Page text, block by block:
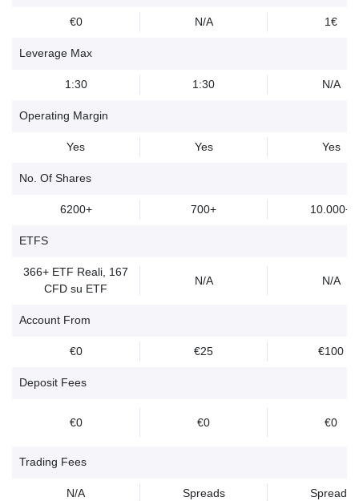
€0 N/A 1€
Leverage Max
1:30 1:30 N/A
Operating Margin
Yes Yes Yes
No. Of Shares
6200+ 700+ 10.000+
ETFS
366+ ETF Reali, 167
CFD su ETF
N/A N/A
Account From
€0 €25 €100
Deposit Fees
€0 €0 €0
Trading Fees
N/A Spreads Spreads